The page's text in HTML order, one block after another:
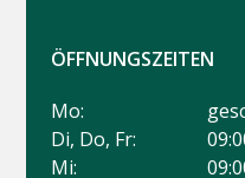
ÖFFNUNGSZEITEN
Mo:
Di, Do, Fr:
Mi: